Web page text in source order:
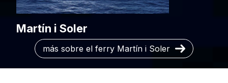
Martín i Soler
más sobre el ferry Martín i Soler